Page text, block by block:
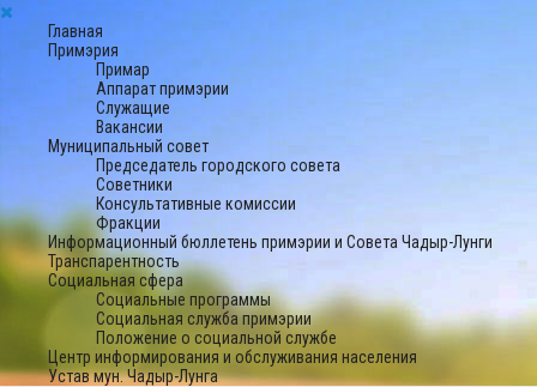
Главная
Примэрия
Примар
Аппарат примэрии
Служащие
Вакансии
Муниципальный совет
Председатель городского совета
Советники
Консультативные комиссии
Фракции
Информационный бюллетень примэрии и Совета Чадыр-Лунги
Транспарентность
Социальная сфера
Социальные программы
Социальная служба примэрии
Положение о социальной службе
Центр информирования и обслуживания населения
Устав мун. Чадыр-Лунга